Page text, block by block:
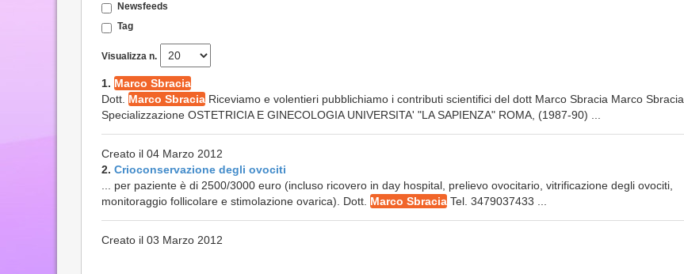
Newsfeeds
Tag
Visualizza n.
1. Marco Sbracia
Dott. Marco Sbracia Riceviamo e volentieri pubblichiamo i contributi scientifici del dott Marco Sbracia Marco Sbracia
Specializzazione OSTETRICIA E GINECOLOGIA UNIVERSITA' "LA SAPIENZA" ROMA, (1987-90) ...
Creato il 04 Marzo 2012
2. Crioconservazione degli ovociti
... per paziente è di 2500/3000 euro (incluso ricovero in day hospital, prelievo ovocitario, vitrificazione degli ovociti,
monitoraggio follicolare e stimolazione ovarica). Dott. Marco Sbracia Tel. 3479037433 ...
Creato il 03 Marzo 2012